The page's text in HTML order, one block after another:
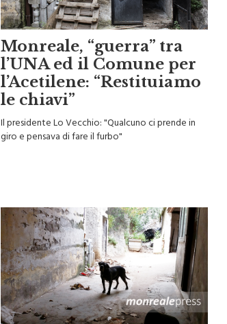
Monreale, “guerra” tra
l’UNA ed il Comune per
l’Acetilene: “Restituiamo
le chiavi”
Il presidente Lo Vecchio: "Qualcuno ci prende in
giro e pensava di fare il furbo"